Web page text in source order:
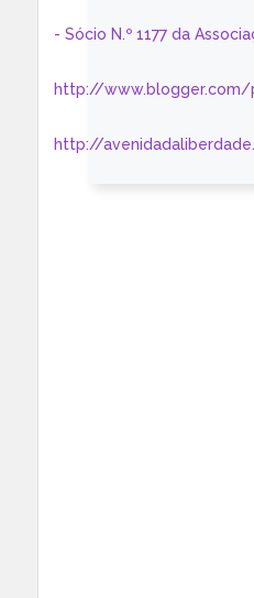
- Sócio N.º 1177 da
http://www.blogger.com/
http://